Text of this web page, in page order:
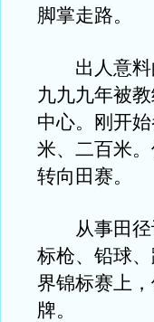
脚掌走路。
出人意料
九九九年被
中心。刚开
米、二百米
转向田赛。
从事田径
标枪、铅球
界锦标赛上
牌。